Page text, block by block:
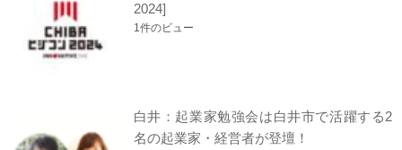
2024]
1件のビュー
白井：起業家勉強会は白井市で活躍する2
名の起業家・経営者が登壇！